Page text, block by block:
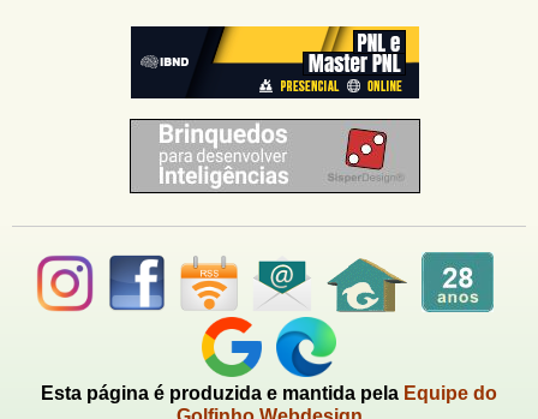
Esta página é produzida e mantida pela Equipe do